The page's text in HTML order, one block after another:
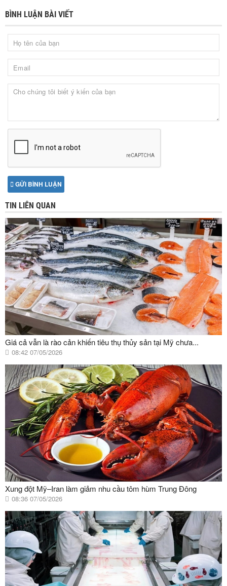
BÌNH LUẬN BÀI VIẾT
GỬI BÌNH LUẬN
TIN LIÊN QUAN
Giá cả vẫn là rào cản khiến tiêu thụ thủy sản tại Mỹ chưa...
08:42 07/05/2026
Xung đột Mỹ–Iran làm giảm nhu cầu tôm hùm Trung Đông
08:36 07/05/2026